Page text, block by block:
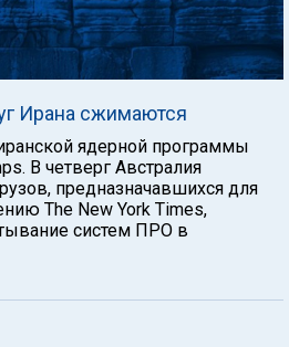
Ирана сжимаются
ядерной программы
В четверг Австралия
предназначавшихся для
The New York Times,
систем ПРО в